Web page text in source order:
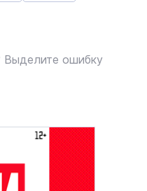
Выделите ошибку